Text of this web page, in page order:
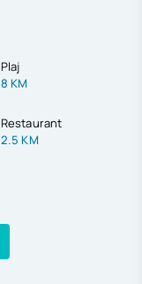
Plaj
8 KM
Restaurant
2.5 KM